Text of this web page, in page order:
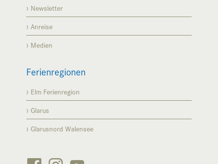
Newsletter
Anreise
Medien
Ferienregionen
Elm Ferienregion
Glarus
Glarusnord Walensee